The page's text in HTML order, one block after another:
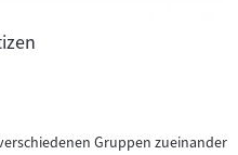
Gruppen zueinander